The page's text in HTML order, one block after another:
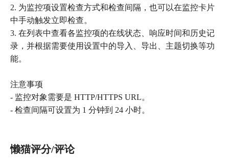
2. 为监控项设置检查方式和检查间隔，也可以在监控卡片
中手动触发立即检查。
3. 在列表中查看各监控项的在线状态、响应时间和历史记
录，并根据需要使用设置中的导入、导出、主题切换等功
能。
注意事项
- 监控对象需要是 HTTP/HTTPS URL。
- 检查间隔可设置为 1 分钟到 24 小时。
懒猫评分/评论